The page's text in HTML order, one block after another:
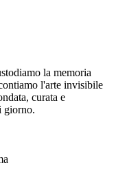
la memoria
l'arte invisibile
curata e
giorno.